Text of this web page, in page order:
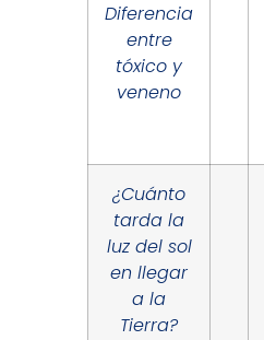
Diferencia
entre
tóxico y
veneno
¿Cuánto
tarda la
luz del sol
en llegar
a la
Tierra?